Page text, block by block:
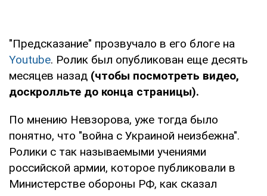
"Предсказание" прозвучало в его блоге на
Youtube. Ролик был опубликован еще десять
месяцев назад (чтобы посмотреть видео,
доскролльте до конца страницы).
По мнению Невзорова, уже тогда было
понятно, что "война с Украиной неизбежна".
Ролики с так называемыми учениями
российской армии, которое публиковали в
Министерстве обороны РФ, как сказал